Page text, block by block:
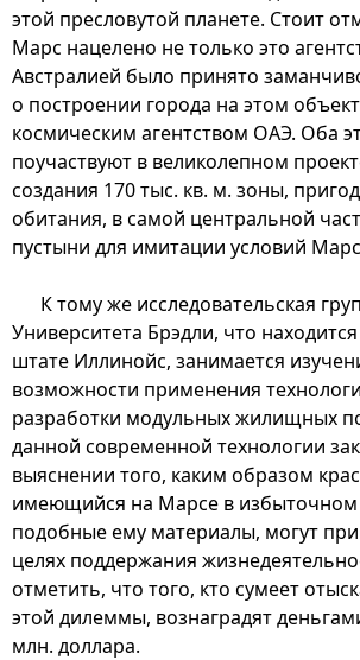
этой пресловутой планете. Стоит
Марс нацелено не только это
Австралией было принято
о построении города на этом
космическим агентством ОАЭ. Оба
поучаствуют в великолепном
создания 170 тыс. кв. м. зоны,
обитания, в самой центральной
пустыни для имитации условий
К тому же исследовательская
Университета Брэдли, что
штате Иллинойс, занимается
возможности применения
разработки модульных жилищных
данной современной технологии
выяснении того, каким образом
имеющийся на Марсе в избыточном
подобные ему материалы, могут
целях поддержания
отметить, что того, кто сумеет
этой дилеммы, вознаградят
млн. доллара.